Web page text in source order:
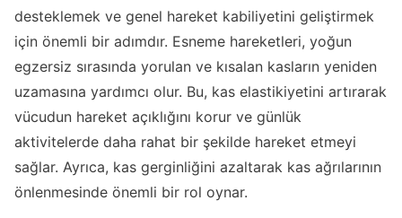
desteklemek ve genel hareket kabiliyetini geliştirmek
için önemli bir adımdır. Esneme hareketleri, yoğun
egzersiz sırasında yorulan ve kısalan kasların yeniden
uzamasına yardımcı olur. Bu, kas elastikiyetini artırarak
vücudun hareket açıklığını korur ve günlük
aktivitelerde daha rahat bir şekilde hareket etmeyi
sağlar. Ayrıca, kas gerginliğini azaltarak kas ağrılarının
önlenmesinde önemli bir rol oynar.